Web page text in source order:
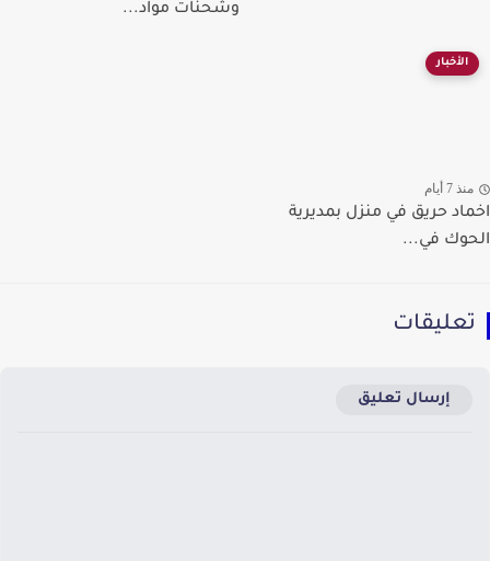
وشحنات مواد...
الأخبار
7 أيام
حريق في منزل بمديرية
في...
إرسال تعليق